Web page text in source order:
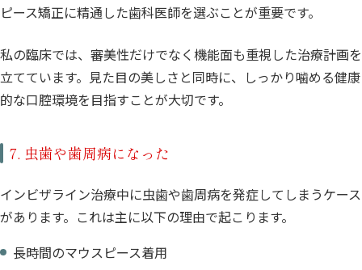
ピース矯正に精通した歯科医師を選ぶことが重要です。
私の臨床では、審美性だけでなく機能面も重視した治療計画を
立てています。見た目の美しさと同時に、しっかり噛める健康
的な口腔環境を目指すことが大切です。
7. 虫歯や歯周病になった
インビザライン治療中に虫歯や歯周病を発症してしまうケース
があります。これは主に以下の理由で起こります。
長時間のマウスピース着用